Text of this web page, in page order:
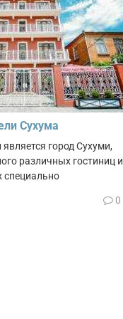
Сухума
город Сухуми,
различных гостиниц и
специально
0